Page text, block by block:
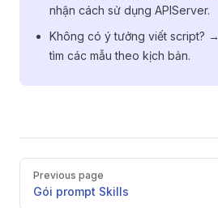
nhận cách sử dụng APIServer.
Không có ý tưởng viết script? →
tìm các mẫu theo kịch bản.
Pager
Previous page
Gói prompt Skills